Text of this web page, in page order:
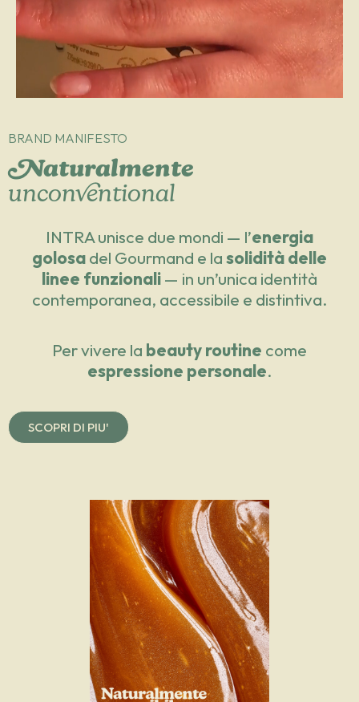
BRAND MANIFESTO
Naturalmente
unconventional
INTRA unisce due mondi — l’energia
golosadel Gourmand e lasolidità delle
linee funzionali— in un’unica identità
contemporanea, accessibile e distintiva.
Per vivere la beauty routine come
espressione personale.
SCOPRI DI PIU'